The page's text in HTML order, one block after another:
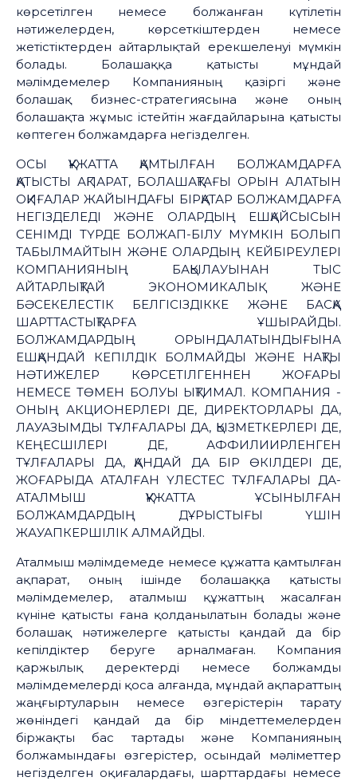
көрсетілген немесе болжанған күтілетін
нәтижелерден, көрсеткіштерден немесе
жетістіктерден айтарлықтай ерекшеленуі мүмкін
болады. Болашаққа қатысты мұндай
мәлімдемелер Компанияның қазіргі және
болашақ бизнес-стратегиясына және оның
болашақта жұмыс істейтін жағдайларына қатысты
көптеген болжамдарға негізделген.
ОСЫ ҚҰЖАТТА ҚАМТЫЛҒАН БОЛЖАМДАРҒА
ҚАТЫСТЫ АҚПАРАТ, БОЛАШАҚТАҒЫ ОРЫН АЛАТЫН
ОҚИҒАЛАР ЖАЙЫНДАҒЫ БІРҚАТАР БОЛЖАМДАРҒА
НЕГІЗДЕЛЕДІ ЖӘНЕ ОЛАРДЫҢ ЕШҚАЙСЫСЫН
СЕНІМДІ ТҮРДЕ БОЛЖАП-БІЛУ МҮМКІН БОЛЫП
ТАБЫЛМАЙТЫН ЖӘНЕ ОЛАРДЫҢ КЕЙБІРЕУЛЕРІ
КОМПАНИЯНЫҢ БАҚЫЛАУЫНАН ТЫС
АЙТАРЛЫҚТАЙ ЭКОНОМИКАЛЫҚ ЖӘНЕ
БӘСЕКЕЛЕСТІК БЕЛГІСІЗДІККЕ ЖӘНЕ БАСҚА
ШАРТТАСТЫҚТАРҒА ҰШЫРАЙДЫ.
БОЛЖАМДАРДЫҢ ОРЫНДАЛАТЫНДЫҒЫНА
ЕШҚАНДАЙ КЕПІЛДІК БОЛМАЙДЫ ЖӘНЕ НАҚТЫ
НӘТИЖЕЛЕР КӨРСЕТІЛГЕННЕН ЖОҒАРЫ
НЕМЕСЕ ТӨМЕН БОЛУЫ ЫҚТИМАЛ. КОМПАНИЯ -
ОНЫҢ АКЦИОНЕРЛЕРІ ДЕ, ДИРЕКТОРЛАРЫ ДА,
ЛАУАЗЫМДЫ ТҰЛҒАЛАРЫ ДА, ҚЫЗМЕТКЕРЛЕРІ ДЕ,
КЕҢЕСШІЛЕРІ ДЕ, АФФИЛИИРЛЕНГЕН
ТҰЛҒАЛАРЫ ДА, ҚАНДАЙ ДА БІР ӨКІЛДЕРІ ДЕ,
ЖОҒАРЫДА АТАЛҒАН ҮЛЕСТЕС ТҰЛҒАЛАРЫ ДА-
АТАЛМЫШ ҚҰЖАТТА ҰСЫНЫЛҒАН
БОЛЖАМДАРДЫҢ ДҰРЫСТЫҒЫ ҮШІН
ЖАУАПКЕРШІЛІК АЛМАЙДЫ.
Аталмыш мәлімдемеде немесе құжатта қамтылған
ақпарат, оның ішінде болашаққа қатысты
мәлімдемелер, аталмыш құжаттың жасалған
күніне қатысты ғана қолданылатын болады және
болашақ нәтижелерге қатысты қандай да бір
кепілдіктер беруге арналмаған. Компания
қаржылық деректерді немесе болжамды
мәлімдемелерді қоса алғанда, мұндай ақпараттың
жаңғыртуларын немесе өзгерістерін тарату
жөніндегі қандай да бір міндеттемелерден
біржақты бас тартады және Компанияның
болжамындағы өзгерістер, осындай мәліметтер
негізделген оқиғалардағы, шарттардағы немесе